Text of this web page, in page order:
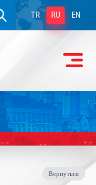
TR RU EN
Вернуться